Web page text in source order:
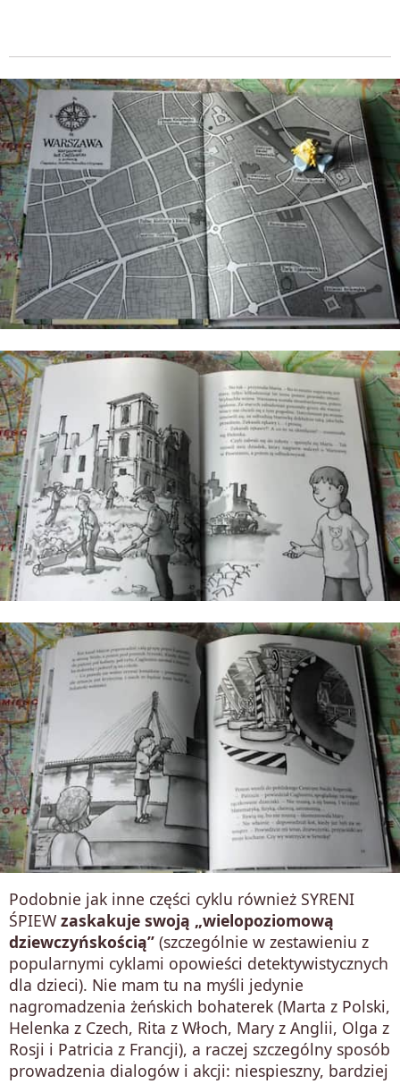
Podobnie jak inne części cyklu również SYRENI
ŚPIEW zaskakuje swoją „wielopoziomową
dziewczyńskością” (szczególnie w zestawieniu z
popularnymi cyklami opowieści detektywistycznych
dla dzieci). Nie mam tu na myśli jedynie
nagromadzenia żeńskich bohaterek (Marta z Polski,
Helenka z Czech, Rita z Włoch, Mary z Anglii, Olga z
Rosji i Patricia z Francji), a raczej szczególny sposób
prowadzenia dialogów i akcji: niespieszny, bardziej